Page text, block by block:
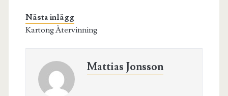
)
Nästa inlägg
Kartong Återvinning
Mattias Jonsson